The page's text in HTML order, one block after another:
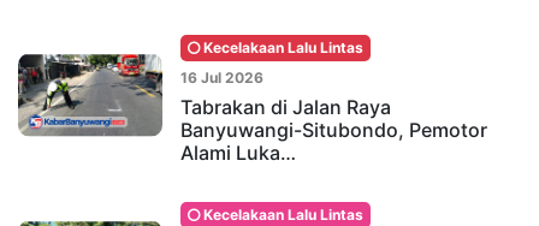
Kecelakaan Lalu Lintas
16 Jul 2026
Tabrakan di Jalan Raya
Banyuwangi-Situbondo, Pemotor
Alami Luka…
Kecelakaan Lalu Lintas